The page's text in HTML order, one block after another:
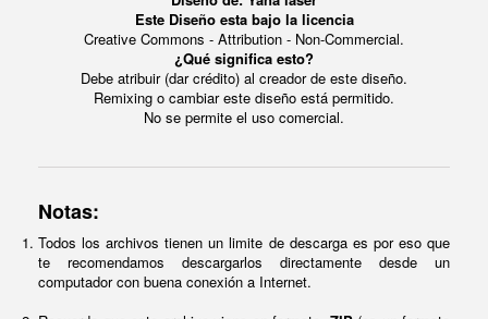
Este Diseño esta bajo la licencia
Creative Commons - Attribution - Non-Commercial.
¿Qué significa esto?
Debe atribuir (dar crédito) al creador de este diseño.
Remixing o cambiar este diseño está permitido.
No se permite el uso comercial.
Notas:
Todos los archivos tienen un limite de descarga es por eso que
te recomendamos descargarlos directamente desde un
computador con buena conexión a Internet.